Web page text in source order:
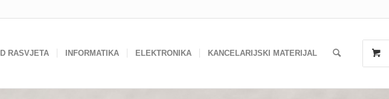
RASVJETA INFORMATIKA ELEKTRONIKA KANCELARIJSKI MATERIJAL